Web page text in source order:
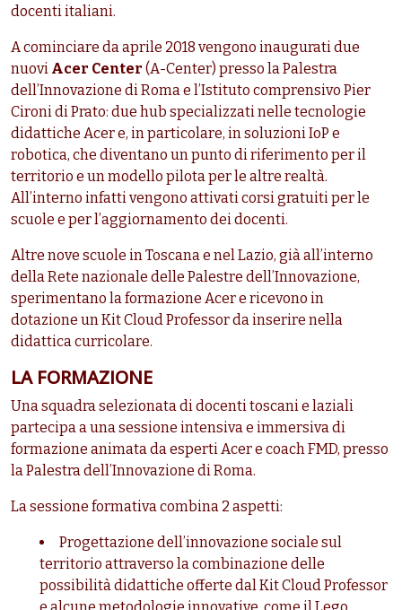
docenti italiani.
A cominciare da aprile 2018 vengono inaugurati due
nuovi Acer Center (A-Center) presso la Palestra
dell’Innovazione di Roma e l’Istituto comprensivo Pier
Cironi di Prato: due hub specializzati nelle tecnologie
didattiche Acer e, in particolare, in soluzioni IoP e
robotica, che diventano un punto di riferimento per il
territorio e un modello pilota per le altre realtà.
All’interno infatti vengono attivati corsi gratuiti per le
scuole e per l’aggiornamento dei docenti.
Altre nove scuole in Toscana e nel Lazio, già all’interno
della Rete nazionale delle Palestre dell’Innovazione,
sperimentano la formazione Acer e ricevono in
dotazione un Kit Cloud Professor da inserire nella
didattica curricolare.
LA FORMAZIONE
Una squadra selezionata di docenti toscani e laziali
partecipa a una sessione intensiva e immersiva di
formazione animata da esperti Acer e coach FMD, presso
la Palestra dell’Innovazione di Roma.
La sessione formativa combina 2 aspetti:
Progettazione dell’innovazione sociale sul
territorio attraverso la combinazione delle
possibilità didattiche offerte dal Kit Cloud Professor